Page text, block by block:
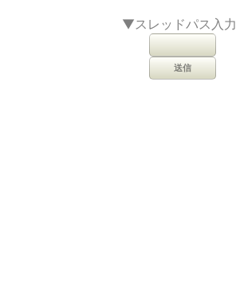
▼スレッドパス入力